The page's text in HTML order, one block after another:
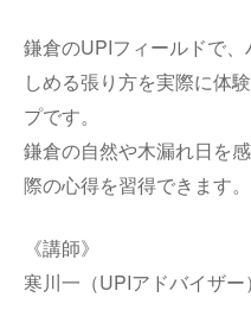
鎌倉のUPIフィールドで
しめる張り方を実際に体
プです。
鎌倉の自然や木漏れ日を
際の心得を習得できます。
《講師》
寒川一（UPIアドバイザー）